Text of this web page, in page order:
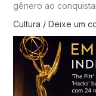
gênero ao
Cultura / Deixe um